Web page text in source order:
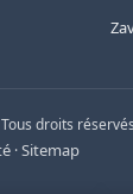
droits
·Sitemap